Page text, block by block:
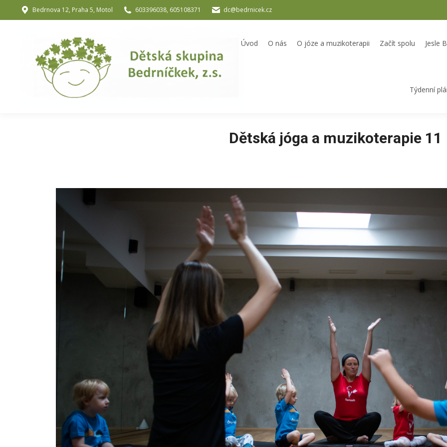
Bedrnova 12, Praha 5, Motol 603396038, 605108371 dc@bedrnicek.cz
Úvod O nás O józe a muzikoterapii Začít spolu Jesle
Týdenní
Dětská jóga a muzikoterapie 11
Úvod O nás O józe a muzikoterapii Začít spolu Jesle Bedrníček Školka Bedrníček